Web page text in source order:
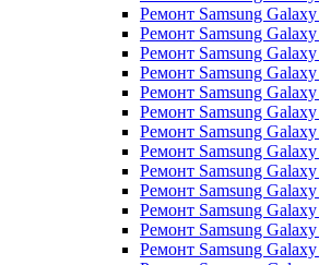
Ремонт Samsung
Ремонт Samsung
Ремонт Samsung
Ремонт Samsung
Ремонт Samsung
Ремонт Samsung
Ремонт Samsung
Ремонт Samsung
Ремонт Samsung
Ремонт Samsung
Ремонт Samsung
Ремонт Samsung
Ремонт Samsung